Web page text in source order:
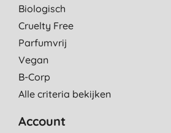
Biologisch
Cruelty Free
Parfumvrij
Vegan
B-Corp
Alle criteria bekijken
Account